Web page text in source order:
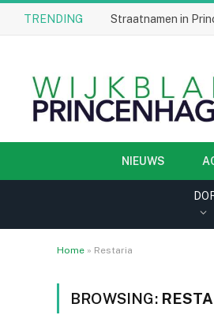
TRENDING Straatnamen in
NIEUWS
Home » Restaria
BROWSING: